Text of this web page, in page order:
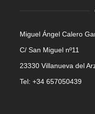
Miguel Ángel Calero
C/ San Miguel nº11
23330 Villanueva del
Tel: +34 657050439